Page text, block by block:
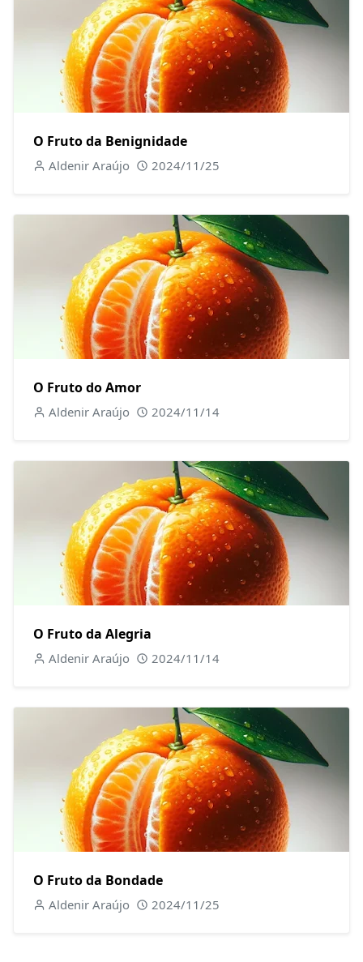
O Fruto da Benignidade
Aldenir Araújo 2024/11/25
O Fruto do Amor
Aldenir Araújo 2024/11/14
O Fruto da Alegria
Aldenir Araújo 2024/11/14
O Fruto da Bondade
Aldenir Araújo 2024/11/25